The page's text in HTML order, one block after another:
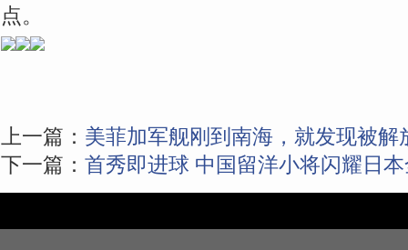
点。
上一篇： 美菲加军舰刚到南海，就发现被解
下一篇： 首秀即进球 中国留洋小将闪耀日